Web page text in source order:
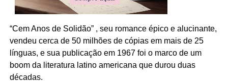
“Cem Anos de Solidão” , seu romance épico e alucinante,
vendeu cerca de 50 milhões de cópias em mais de 25
línguas, e sua publicação em 1967 foi o marco de um
boom da literatura latino americana que durou duas
décadas.